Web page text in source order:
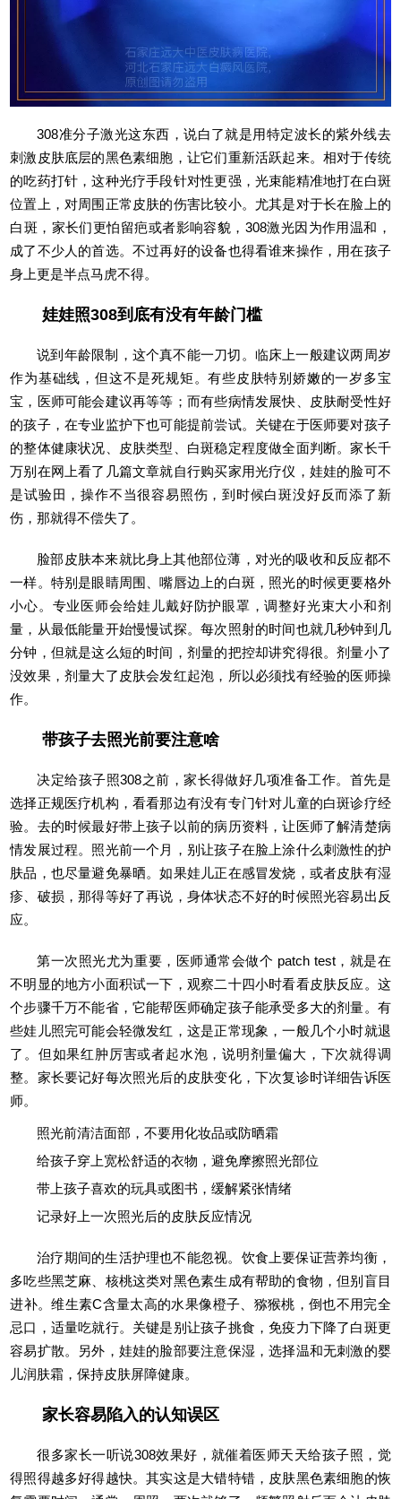
308准分子激光这东西，说白了就是用特定波长的紫外线去
刺激皮肤底层的黑色素细胞，让它们重新活跃起来。相对于传统
的吃药打针，这种光疗手段针对性更强，光束能精准地打在白斑
位置上，对周围正常皮肤的伤害比较小。尤其是对于长在脸上的
白斑，家长们更怕留疤或者影响容貌，308激光因为作用温和，
成了不少人的首选。不过再好的设备也得看谁来操作，用在孩子
身上更是半点马虎不得。
娃娃照308到底有没有年龄门槛
说到年龄限制，这个真不能一刀切。临床上一般建议两周岁
作为基础线，但这不是死规矩。有些皮肤特别娇嫩的一岁多宝
宝，医师可能会建议再等等；而有些病情发展快、皮肤耐受性好
的孩子，在专业监护下也可能提前尝试。关键在于医师要对孩子
的整体健康状况、皮肤类型、白斑稳定程度做全面判断。家长千
万别在网上看了几篇文章就自行购买家用光疗仪，娃娃的脸可不
是试验田，操作不当很容易照伤，到时候白斑没好反而添了新
伤，那就得不偿失了。
脸部皮肤本来就比身上其他部位薄，对光的吸收和反应都不
一样。特别是眼睛周围、嘴唇边上的白斑，照光的时候更要格外
小心。专业医师会给娃儿戴好防护眼罩，调整好光束大小和剂
量，从最低能量开始慢慢试探。每次照射的时间也就几秒钟到几
分钟，但就是这么短的时间，剂量的把控却讲究得很。剂量小了
没效果，剂量大了皮肤会发红起泡，所以必须找有经验的医师操
作。
带孩子去照光前要注意啥
决定给孩子照308之前，家长得做好几项准备工作。首先是
选择正规医疗机构，看看那边有没有专门针对儿童的白斑诊疗经
验。去的时候最好带上孩子以前的病历资料，让医师了解清楚病
情发展过程。照光前一个月，别让孩子在脸上涂什么刺激性的护
肤品，也尽量避免暴晒。如果娃儿正在感冒发烧，或者皮肤有湿
疹、破损，那得等好了再说，身体状态不好的时候照光容易出反
应。
第一次照光尤为重要，医师通常会做个 patch test，就是在
不明显的地方小面积试一下，观察二十四小时看看皮肤反应。这
个步骤千万不能省，它能帮医师确定孩子能承受多大的剂量。有
些娃儿照完可能会轻微发红，这是正常现象，一般几个小时就退
了。但如果红肿厉害或者起水泡，说明剂量偏大，下次就得调
整。家长要记好每次照光后的皮肤变化，下次复诊时详细告诉医
师。
照光前清洁面部，不要用化妆品或防晒霜
给孩子穿上宽松舒适的衣物，避免摩擦照光部位
带上孩子喜欢的玩具或图书，缓解紧张情绪
记录好上一次照光后的皮肤反应情况
治疗期间的生活护理也不能忽视。饮食上要保证营养均衡，
多吃些黑芝麻、核桃这类对黑色素生成有帮助的食物，但别盲目
进补。维生素C含量太高的水果像橙子、猕猴桃，倒也不用完全
忌口，适量吃就行。关键是别让孩子挑食，免疫力下降了白斑更
容易扩散。另外，娃娃的脸部要注意保湿，选择温和无刺激的婴
儿润肤霜，保持皮肤屏障健康。
家长容易陷入的认知误区
很多家长一听说308效果好，就催着医师天天给孩子照，觉
得照得越多好得越快。其实这是大错特错，皮肤黑色素细胞的恢